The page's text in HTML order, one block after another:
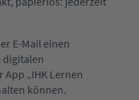
E-Mail einen
digitalen
„IHK Lernen
können.